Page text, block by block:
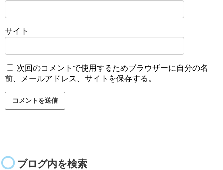
サイト
次回のコメントで使用するためブラウザーに自分の名
前、メールアドレス、サイトを保存する。
ブログ内を検索